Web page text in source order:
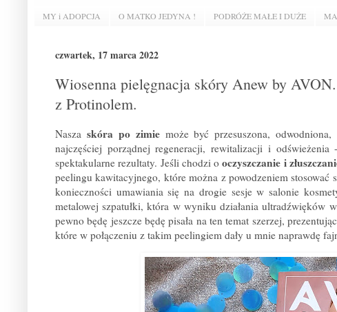
MY i ADOPCJA O MATKO JEDYNA ! PODRÓŻE MAŁE I DUŻE
czwartek, 17 marca 2022
Wiosenna pielęgnacja skóry Anew by
z Protinolem.
Nasza skóra po zimiemoże być przesuszona,
najczęściej porządnej regeneracji, rewitalizacji i
spektakularne rezultaty. Jeśli chodzi ooczyszczanie i
peelingu kawitacyjnego, które można z powodzeniem
konieczności umawiania się na drogie sesje w salonie
metalowej szpatułki, która w wyniku działania ultradźwięków
pewno będę jeszcze będę pisała na ten temat szerzej,
które w połączeniu z takim peelingiem dały u mnie naprawdę